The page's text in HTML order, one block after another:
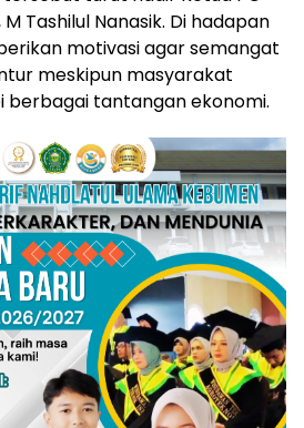
Tashilul Nanasik. Di hadapan
motivasi agar semangat
meskipun masyarakat
berbagai tantangan ekonomi.